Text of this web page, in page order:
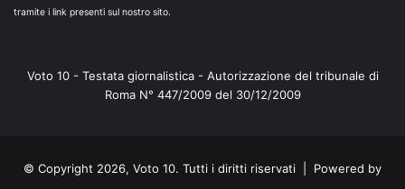
tramite i link presenti sul nostro sito.
Voto 10 - Testata giornalistica - Autorizzazione del tribunale di
Roma N° 447/2009 del 30/12/2009
© Copyright 2026, Voto 10. Tutti i diritti riservati | Powered by